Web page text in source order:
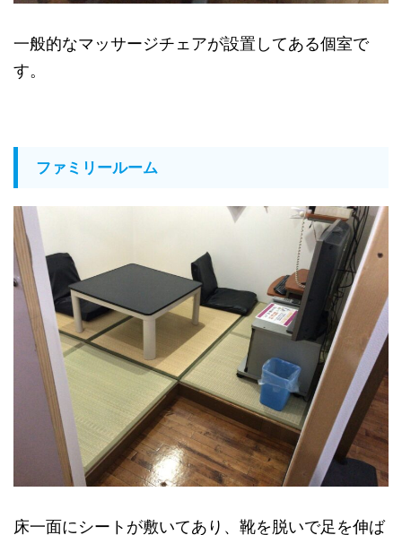
一般的なマッサージチェアが設置してある個室で
す。
ファミリールーム
床一面にシートが敷いてあり、靴を脱いで足を伸ば